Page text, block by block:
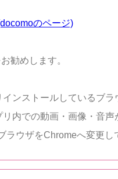
のページ)
勧めします。
ンストールしているブラ
内での動画・画像・音声
ウザをChromeへ変更し